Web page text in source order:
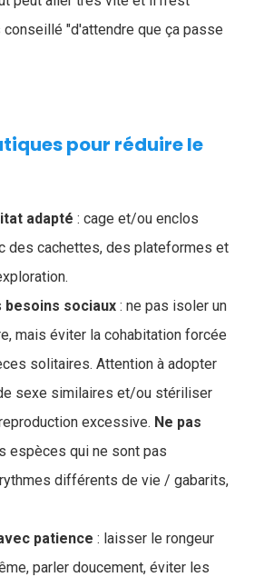
"d'attendre que ça passe
pour réduire le
adapté : cage et/ou enclos
des cachettes, des plateformes et
besoins sociaux : ne pas isoler un
mais éviter la cohabitation forcée
solitaires. Attention à adopter
sexe similaires et/ou stériliser
excessive. Ne pas
espèces qui ne sont pas
différents de vie / gabarits,
patience : laisser le rongeur
parler doucement, éviter les